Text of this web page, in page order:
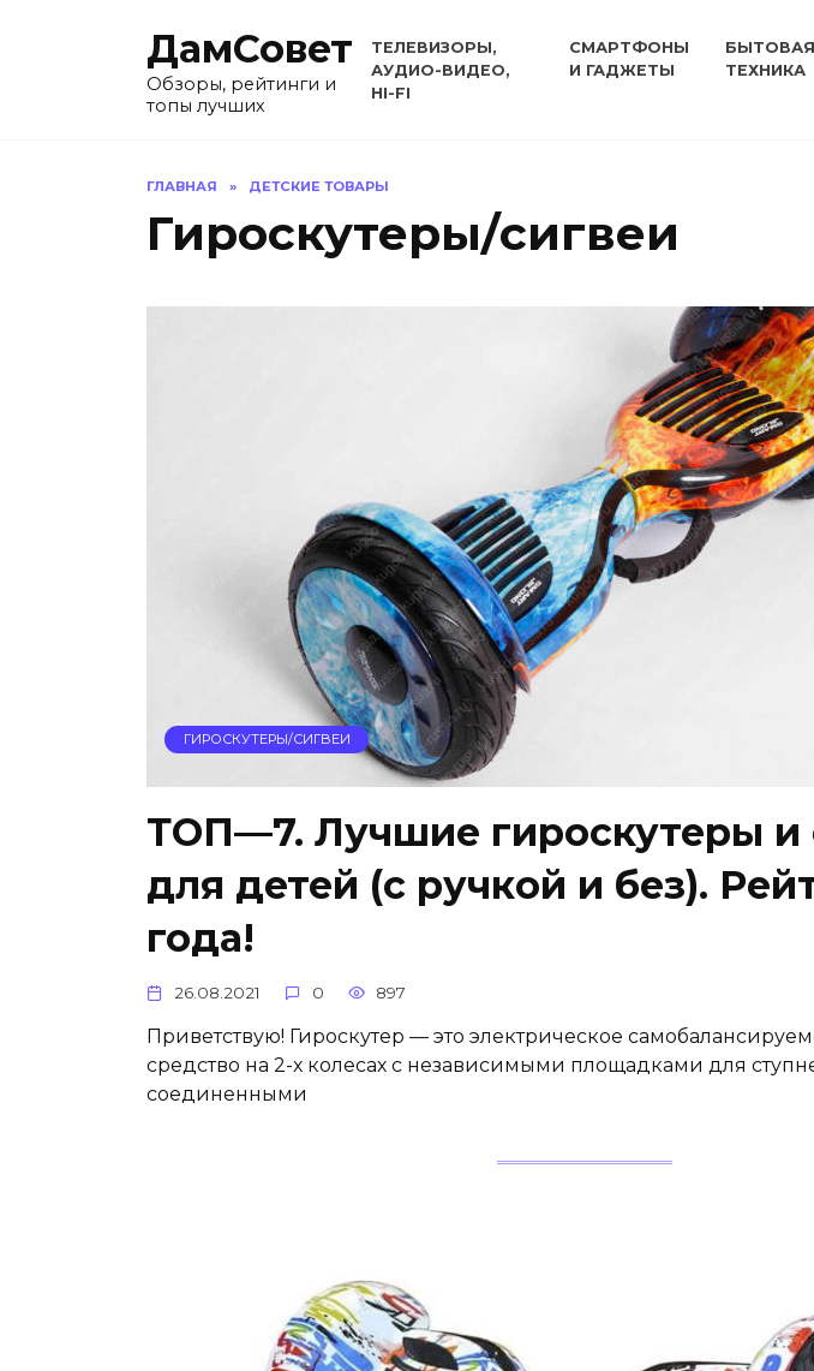
ДамСовет
Обзоры, рейтинги и
топы лучших
ТЕЛЕВИЗОРЫ,
АУДИО-ВИДЕО,
HI-FI
СМАРТФОНЫ
И ГАДЖЕТЫ
БЫТОВАЯ
ТЕХНИКА
ГЛАВНАЯ » ДЕТСКИЕ ТОВАРЫ
Гироскутеры/сигвеи
ГИРОСКУТЕРЫ/СИГВЕИ
ТОП—7. Лучшие гироскутеры и
для детей (с ручкой и без).
года!
26.08.2021 0 897
Приветствую! Гироскутер — это электрическое
средство на 2-х колесах с независимыми площадками для
соединенными